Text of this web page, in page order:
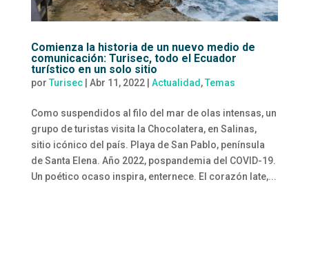
Comienza la historia de un nuevo medio de
comunicación: Turisec, todo el Ecuador
turístico en un solo sitio
por Turisec| Abr 11, 2022| Actualidad,Temas
Como suspendidos al filo del mar de olas intensas, un
grupo de turistas visita la Chocolatera, en Salinas,
sitio icónico del país. Playa de San Pablo, península
de Santa Elena. Año 2022, pospandemia del COVID-19.
Un poético ocaso inspira, enternece. El corazón late,...